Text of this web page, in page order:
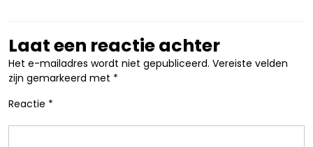
Laat een reactie achter
Het e-mailadres wordt niet gepubliceerd. Vereiste velden
zijn gemarkeerd met *
Reactie *